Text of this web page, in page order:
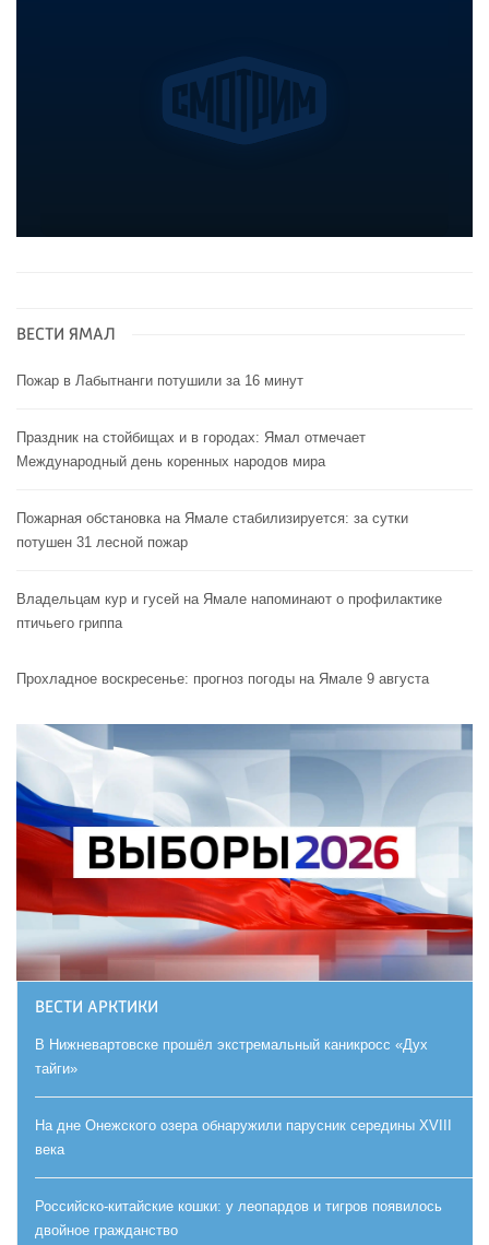
ВЕСТИ ЯМАЛ
Пожар в Лабытнанги потушили за 16 минут
Праздник на стойбищах и в городах: Ямал отмечает
Международный день коренных народов мира
Пожарная обстановка на Ямале стабилизируется: за сутки
потушен 31 лесной пожар
Владельцам кур и гусей на Ямале напоминают o профилактике
птичьего гриппа
Прохладное воскресенье: прогноз погоды на Ямале 9 августа
ВЕСТИ АРКТИКИ
В Нижневартовске прошёл экстремальный каникросс «Дух
тайги»
На дне Онежского озера обнаружили парусник середины XVIII
века
Российско-китайские кошки: у леопардов и тигров появилось
двойное гражданство